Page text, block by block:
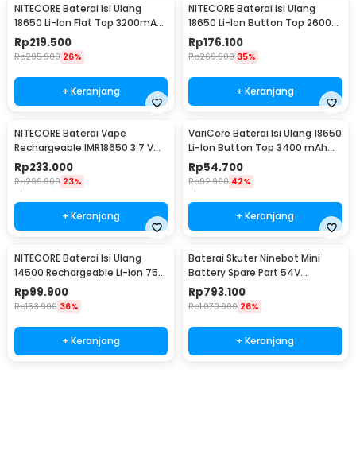
NITECORE Baterai Isi Ulang
18650 Li-Ion Flat Top 3200mAh
3.7V 1 PCS - NL1832
Rp219.500
Rp295.900 26%
+ Keranjang
NITECORE Baterai Isi Ulang
18650 Li-Ion Button Top 2600
mAh 3.7V 1 PCS - NL1826
Rp176.100
Rp269.900 35%
+ Keranjang
NITECORE Baterai Vape
Rechargeable IMR18650 3.7 V
3100mAh 1 PCS
Rp233.000
Rp299.900 23%
+ Keranjang
VariCore Baterai Isi Ulang 18650
Li-Ion Button Top 3400 mAh
3.7V 1 PCS 3400mAh
Rp54.700
Rp92.900 42%
+ Keranjang
NITECORE Baterai Isi Ulang
14500 Rechargeable Li-ion 750
mAh 3.6 V 1PC - NL1475R
Rp99.900
Rp153.900 36%
+ Keranjang
Baterai Skuter Ninebot Mini
Battery Spare Part 54V
4900mAh
Rp793.100
Rp1.070.900 26%
+ Keranjang